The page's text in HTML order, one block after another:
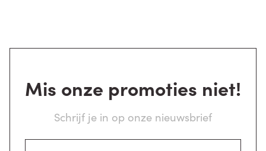
Mis onze promoties niet!
Schrijf je in op onze nieuwsbrief